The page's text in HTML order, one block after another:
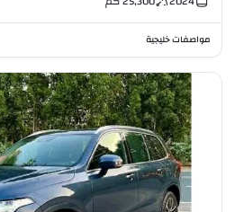
مواصفات خليجية